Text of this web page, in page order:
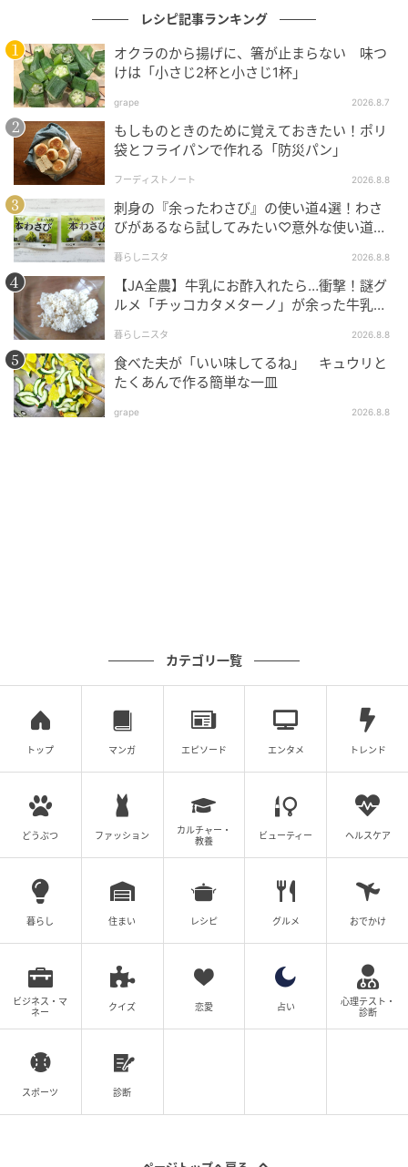
さっそく卵を割ってみることにします。 コツコツ叩い
レシピ記事ランキング
オクラのから揚げに、箸が止まらない 味つ
けは「小さじ2杯と小さじ1杯」
grape 2026.8.7
もしものときのために覚えておきたい！ポリ
袋とフライパンで作れる「防災パン」
フーディストノート 2026.8.8
刺身の『余ったわさび』の使い道4選！わさ
びがあるなら試してみたい♡意外な使い道を
暮らしニスタ 2026.8.8
【JA全農】牛乳にお酢入れたら…衝撃！謎グ
ルメ「チッコカタメターノ」が余った牛乳の
暮らしニスタ 2026.8.8
食べた夫が「いい味してるね」 キュウリと
たくあんで作る簡単な一皿
grape 2026.8.8
カテゴリ一覧
トップ マンガ エピソード エンタメ トレンド
どうぶつ ファッション
カルチャー・
教養
ビューティー ヘルスケア
暮らし 住まい レシピ グルメ おでかけ
ビジネス・マ
ネー
クイズ 恋愛 占い
心理テスト・
診断
スポーツ 診断